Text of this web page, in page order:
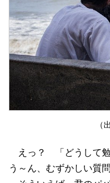
（
えっ？ 「どうして勉
う～ん、むずかしい質問